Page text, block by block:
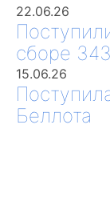
22.06.26
сборе
15.06.26
Беллота